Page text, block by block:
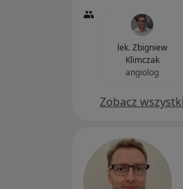
lek. Zbigniew
Klimczak
angiolog
Zobacz